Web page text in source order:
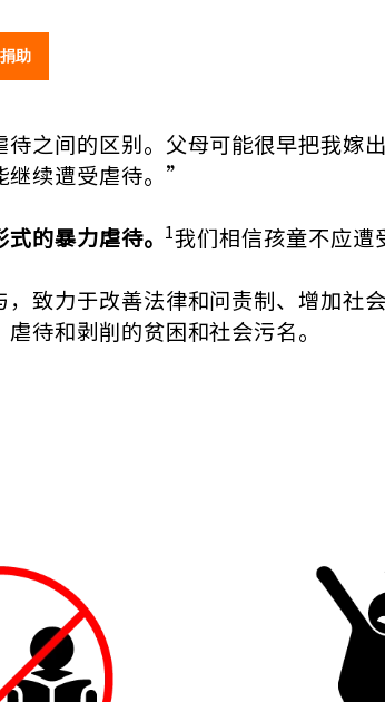
助
之间的区别。父母可能很早把我嫁
续遭受虐待。”
的暴力虐待。 1我们相信孩童不应遭
致力于改善法律和问责制、增加社
待和剥削的贫困和社会污名。